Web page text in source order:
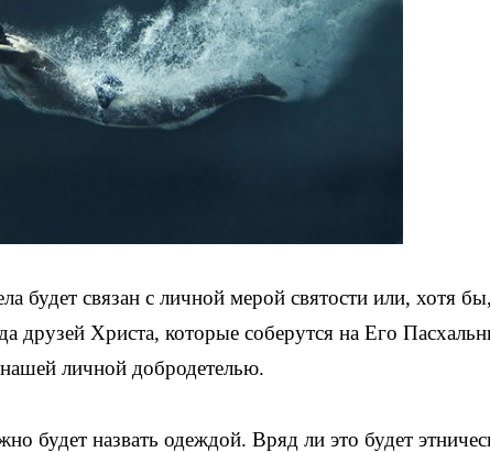
будет связан с личной мерой святости или, хотя бы,
друзей Христа, которые соберутся на Его
личной добродетелью.
будет назвать одеждой. Вряд ли это будет